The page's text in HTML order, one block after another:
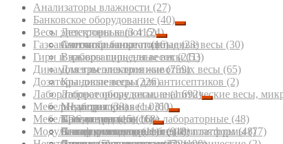
Анализаторы влажности (27)
Банковское оборудование (40)
Детекторы валют(24)
Счетчики банкнот(16)
Весы электронные(3 415)
Автомобильные подкладные весы (30)
Взрывозащищенные весы(53)
Для взвешивания животных весы (65)
Крановые весы(226)
Лабораторные весы, аналитические весы,
Медицинские весы(60)
Паллетные весы(68)
Платформенные весы(918)
Газоанализаторы портативные(23)
Гири и наборы гирь для весов(211)
Динамометры электронные(759)
Дозаторы диспенсеры для антисептиков (2)
Лабораторное оборудование(1 692)
pH-метры(33)
TDS-метры(15)
Аквадистилляторы, бидистилляторы(48)
Мебель лабораторная(1 031)
Кресла медицинские лабораторные (48)
Столы для весов(11)
Мебель медицинская(11)
Банкетки медицинские(4)
Модули взвешивающие, весовые платформы(77)